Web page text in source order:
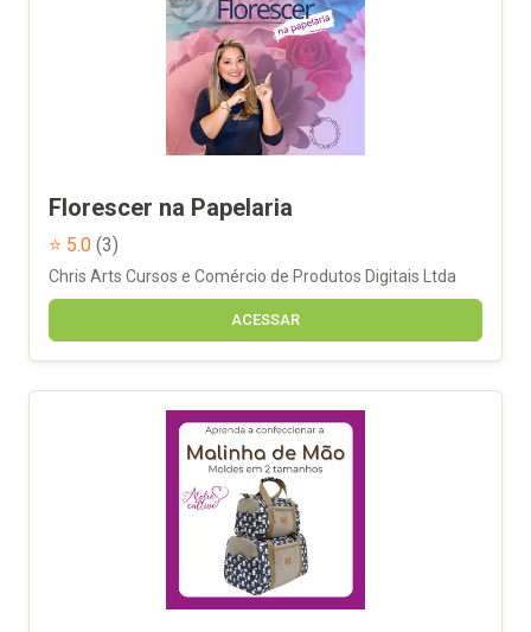
Florescer na Papelaria
⭐ 5.0 (3)
Chris Arts Cursos e Comércio de Produtos Digitais Ltda
ACESSAR